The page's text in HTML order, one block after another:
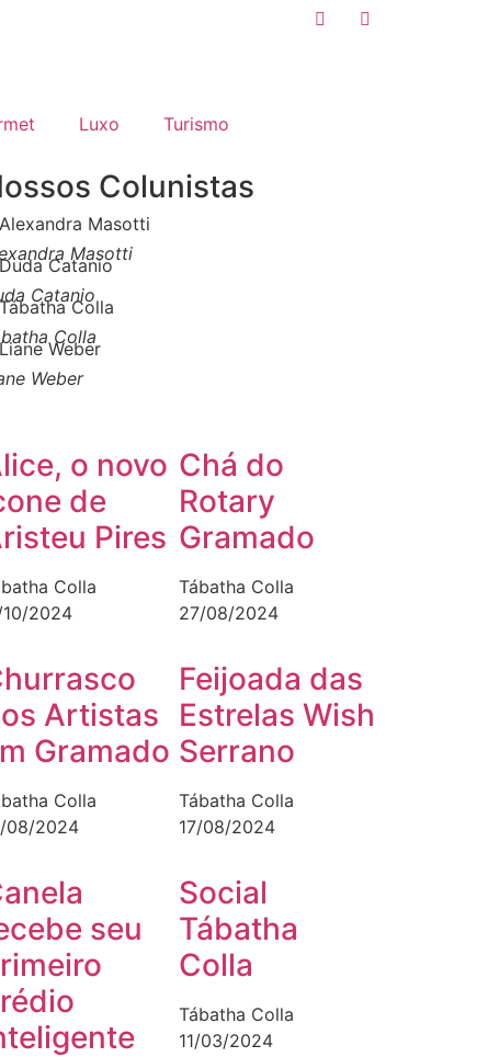
Luxo Turismo
Colunistas
Masotti
Catanio
Colla
Weber
o novo
de
Pires
Colla
10/2024
Chá do
Rotary
Gramado
Tábatha Colla
27/08/2024
Artistas
Gramado
Colla
08/2024
Feijoada das
Estrelas Wish
Serrano
Tábatha Colla
17/08/2024
seu
Social
Tábatha
Colla
Tábatha Colla
11/03/2024